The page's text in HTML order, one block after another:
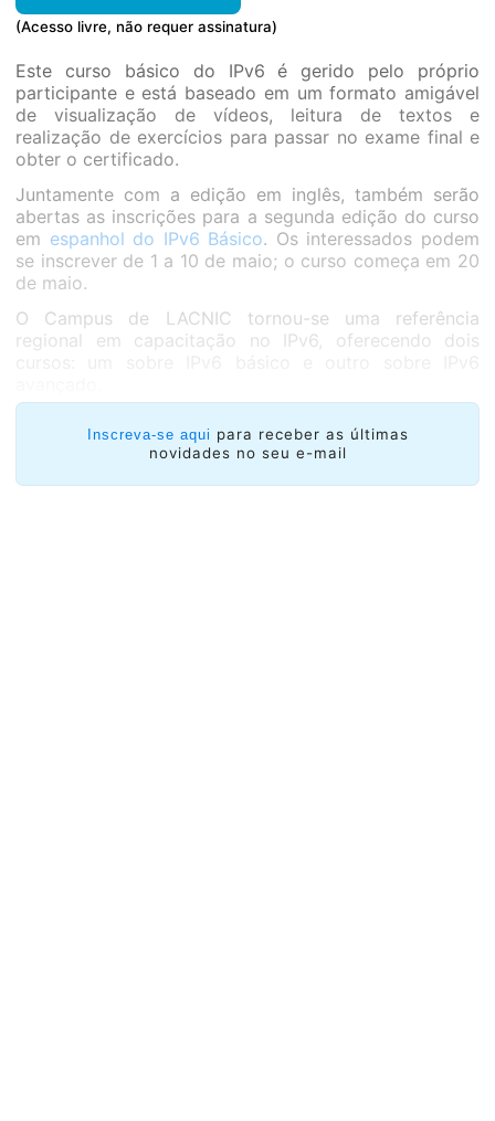
(Acesso livre, não requer assinatura)
Este curso básico do IPv6 é gerido pelo próprio
participante e está baseado em um formato amigável
de visualização de vídeos, leitura de textos e
realização de exercícios para passar no exame final e
obter o certificado.
Juntamente com a edição em inglês, também serão
abertas as inscrições para a segunda edição do curso
em espanhol do IPv6 Básico. Os interessados podem
se inscrever de 1 a 10 de maio; o curso começa em 20
de maio.
O Campus de LACNIC tornou-se uma referência
regional em capacitação no IPv6, oferecendo dois
Inscreva-se aqui para receber as últimas
novidades no seu e-mail